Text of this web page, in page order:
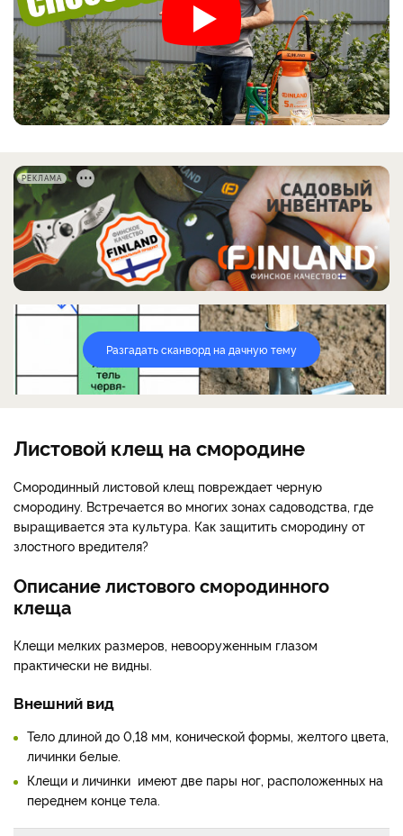
РЕКЛАМА
Разгадать сканворд на дачную тему
Листовой клещ на смородине
Смородинный листовой клещ повреждает черную
смородину. Встречается во многих зонах садоводства, где
выращивается эта культура. Как защитить смородину от
злостного вредителя?
Описание листового смородинного
клеща
Клещи мелких размеров, невооруженным глазом
практически не видны.
Внешний вид
Тело длиной до 0,18 мм, конической формы, желтого цвета,
личинки белые.
Клещи и личинки имеют две пары ног, расположенных на
переднем конце тела.